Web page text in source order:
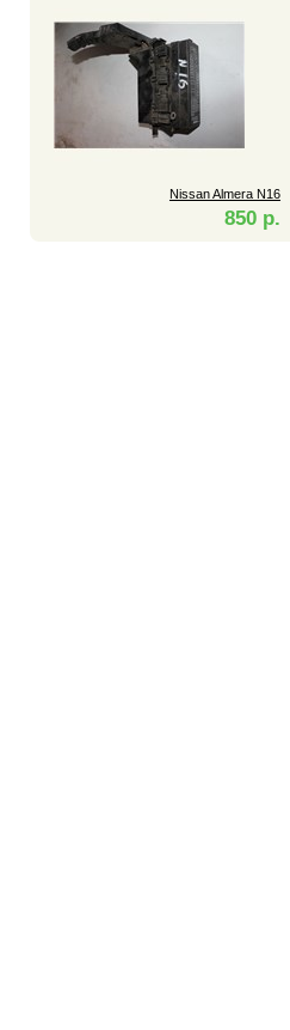
Nissan Almera N16
850 р.